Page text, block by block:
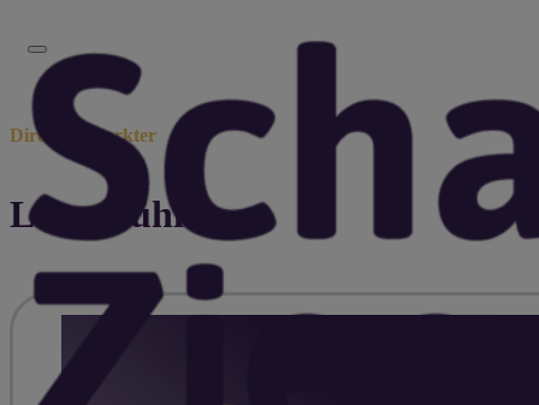
Direktvermarkter
Luxnmühle